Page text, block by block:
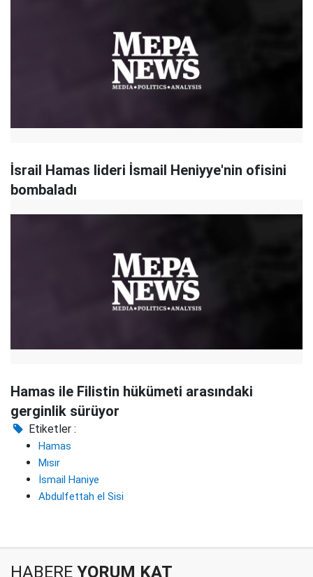
İsrail Hamas lideri İsmail Heniyye'nin ofisini
bombaladı
Hamas ile Filistin hükümeti arasındaki
gerginlik sürüyor
Etiketler :
Hamas
Mısır
İsmail Haniye
Abdulfettah el Sisi
HABERE YORUM KAT